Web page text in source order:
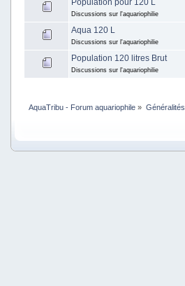
Discussions sur l'aquariophilie
Aqua 120 L
Discussions sur l'aquariophilie
Population 120 litres Brut
Discussions sur l'aquariophilie
AquaTribu - Forum aquariophile » Généralités